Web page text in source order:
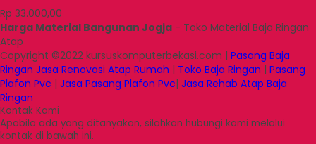
Rp 33.000,00
Harga Material Bangunan Jogja - Toko Material Baja Ringan
Atap
Copyright ©2022 kursuskomputerbekasi.com | Pasang Baja
Ringan Jasa Renovasi Atap Rumah | Toko Baja Ringan | Pasang
Plafon Pvc | Jasa Pasang Plafon Pvc| Jasa Rehab Atap Baja
Ringan
Kontak Kami
Apabila ada yang ditanyakan, silahkan hubungi kami melalui
kontak di bawah ini.